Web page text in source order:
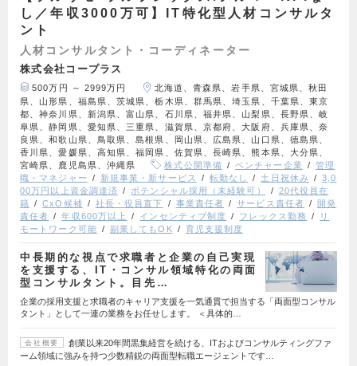
し／年収3000万可】IT特化型人材コンサルタ
ント
人材コンサルタント・コーディネーター
株式会社コープラス
500万円 ～ 2999万円
北海道、青森県、岩手県、宮城県、秋田
県、山形県、福島県、茨城県、栃木県、群馬県、埼玉県、千葉県、東京
都、神奈川県、新潟県、富山県、石川県、福井県、山梨県、長野県、岐
阜県、静岡県、愛知県、三重県、滋賀県、京都府、大阪府、兵庫県、奈
良県、和歌山県、鳥取県、島根県、岡山県、広島県、山口県、徳島県、
香川県、愛媛県、高知県、福岡県、佐賀県、長崎県、熊本県、大分県、
宮崎県、鹿児島県、沖縄県
株式公開準備 ベンチャー企業
管理
職・マネジャー
新規事業・新サービス 転勤なし 土日祝休み
3,0
00万円以上資金調達済
ポテンシャル採用（未経験可）
20代役員在
籍
CxO候補 社長・役員直下 事業責任者 サービス責任者
開発
責任者
年収600万以上 インセンティブ制度 フレックス勤務
リ
モートワーク可能
副業してもOK 育児支援制度
中長期的な視点で求職者と企業の自己実現
を支援する、IT・コンサル領域特化の両面
型コンサルタント。目先…
企業の採用支援と求職者のキャリア支援を一気通貫で担当する「両面型コンサル
タント」として一連の業務をお任せします。 ＜具体的…
会社概要
創業以来20年間黒集経営を続ける、ITおよびコンサルティングファ
ーム領域に強みを持つ少数精鋭の両面型転職エージェントです…